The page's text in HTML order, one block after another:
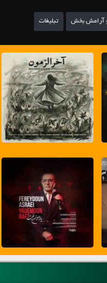
و آرامش بخش تبلیغات